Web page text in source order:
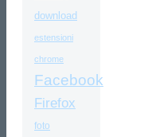
download
estensioni
chrome
Facebook
Firefox
foto